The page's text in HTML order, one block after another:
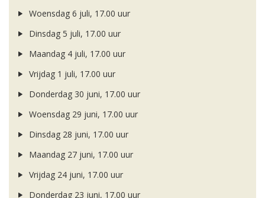
Woensdag 6 juli, 17.00 uur
Dinsdag 5 juli, 17.00 uur
Maandag 4 juli, 17.00 uur
Vrijdag 1 juli, 17.00 uur
Donderdag 30 juni, 17.00 uur
Woensdag 29 juni, 17.00 uur
Dinsdag 28 juni, 17.00 uur
Maandag 27 juni, 17.00 uur
Vrijdag 24 juni, 17.00 uur
Donderdag 23 juni, 17.00 uur